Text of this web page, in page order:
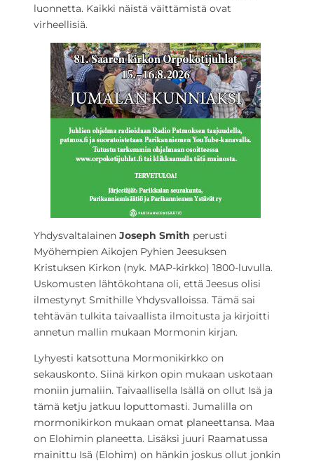
luonnetta. Kaikki näistä väittämistä ovat
virheellisiä.
Yhdysvaltalainen Joseph Smith perusti
Myöhempien Aikojen Pyhien Jeesuksen
Kristuksen Kirkon (nyk. MAP-kirkko) 1800-luvulla.
Uskomusten lähtökohtana oli, että Jeesus olisi
ilmestynyt Smithille Yhdysvalloissa. Tämä sai
tehtävän tulkita taivaallista ilmoitusta ja kirjoitti
annetun mallin mukaan Mormonin kirjan.
Lyhyesti katsottuna Mormonikirkko on
sekauskonto. Siinä kirkon opin mukaan uskotaan
moniin jumaliin. Taivaallisella Isällä on ollut Isä ja
tämä ketju jatkuu loputtomasti. Jumalilla on
mormonikirkon mukaan omat planeettansa. Maa
on Elohimin planeetta. Lisäksi juuri Raamatussa
mainittu Isä (Elohim) on hänkin joskus ollut jonkin